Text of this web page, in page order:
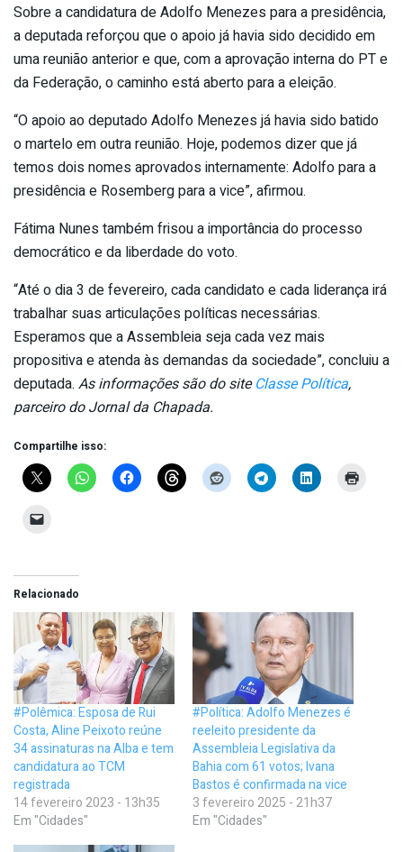
Sobre a candidatura de Adolfo Menezes para a presidência,
a deputada reforçou que o apoio já havia sido decidido em
uma reunião anterior e que, com a aprovação interna do PT e
da Federação, o caminho está aberto para a eleição.
“O apoio ao deputado Adolfo Menezes já havia sido batido
o martelo em outra reunião. Hoje, podemos dizer que já
temos dois nomes aprovados internamente: Adolfo para a
presidência e Rosemberg para a vice”, afirmou.
Fátima Nunes também frisou a importância do processo
democrático e da liberdade do voto.
“Até o dia 3 de fevereiro, cada candidato e cada liderança irá
trabalhar suas articulações políticas necessárias.
Esperamos que a Assembleia seja cada vez mais
propositiva e atenda às demandas da sociedade”, concluiu a
deputada. As informações são do siteClasse Política,
parceiro do Jornal da Chapada.
Compartilhe isso:
Relacionado
#Polêmica: Esposa de Rui
Costa, Aline Peixoto reúne
34 assinaturas na Alba e tem
candidatura ao TCM
registrada
14 fevereiro 2023 - 13h35
Em "Cidades"
#Política: Adolfo Menezes é
reeleito presidente da
Assembleia Legislativa da
Bahia com 61 votos; Ivana
Bastos é confirmada na vice
3 fevereiro 2025 - 21h37
Em "Cidades"